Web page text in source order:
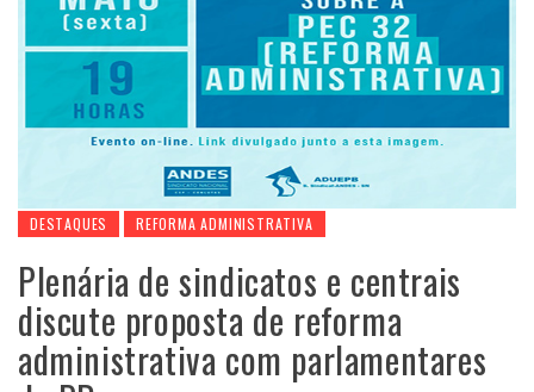
DESTAQUES REFORMA ADMINISTRATIVA
Plenária de sindicatos e centrais
discute proposta de reforma
administrativa com parlamentares